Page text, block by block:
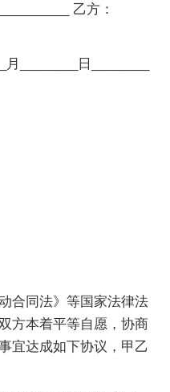
乙方：
月________日________
合同法》等国家法律法
方本着平等自愿，协商
宜达成如下协议，甲乙